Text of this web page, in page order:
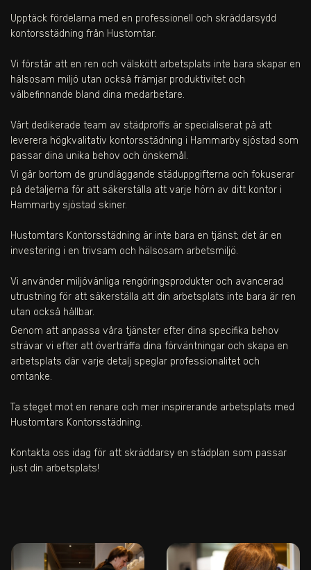
Upptäck fördelarna med en professionell och skräddarsydd
kontorsstädning från Hustomtar.
Vi förstår att en ren och välskött arbetsplats inte bara skapar en
hälsosam miljö utan också främjar produktivitet och
välbefinnande bland dina medarbetare.
Vårt dedikerade team av städproffs är specialiserat på att
leverera högkvalitativ kontorsstädning i Hammarby sjöstad som
passar dina unika behov och önskemål.
Vi går bortom de grundläggande städuppgifterna och fokuserar
på detaljerna för att säkerställa att varje hörn av ditt kontor i
Hammarby sjöstad skiner.
Hustomtars Kontorsstädning är inte bara en tjänst; det är en
investering i en trivsam och hälsosam arbetsmiljö.
Vi använder miljövänliga rengöringsprodukter och avancerad
utrustning för att säkerställa att din arbetsplats inte bara är ren
utan också hållbar.
Genom att anpassa våra tjänster efter dina specifika behov
strävar vi efter att överträffa dina förväntningar och skapa en
arbetsplats där varje detalj speglar professionalitet och
omtanke.
Ta steget mot en renare och mer inspirerande arbetsplats med
Hustomtars Kontorsstädning.
Kontakta oss idag för att skräddarsy en städplan som passar
just din arbetsplats!